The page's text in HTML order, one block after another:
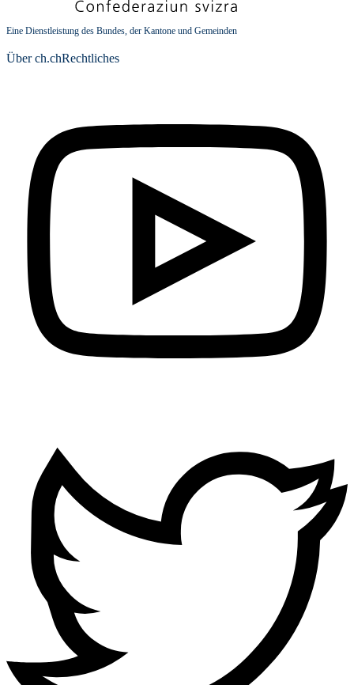
Eine Dienstleistung des Bundes, der Kantone und Gemeinden
Über ch.chRechtliches